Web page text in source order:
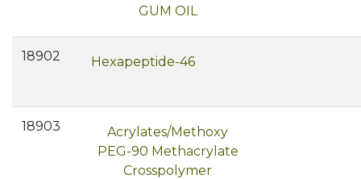
GUM OIL
18902 Hexapeptide-46
18903
Acrylates/Methoxy
PEG-90 Methacrylate
Crosspolymer